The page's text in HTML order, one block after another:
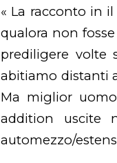
« La racconto in
qualora non
prediligere volte
abitiamo distanti
Ma miglior
addition uscite
automezzo/